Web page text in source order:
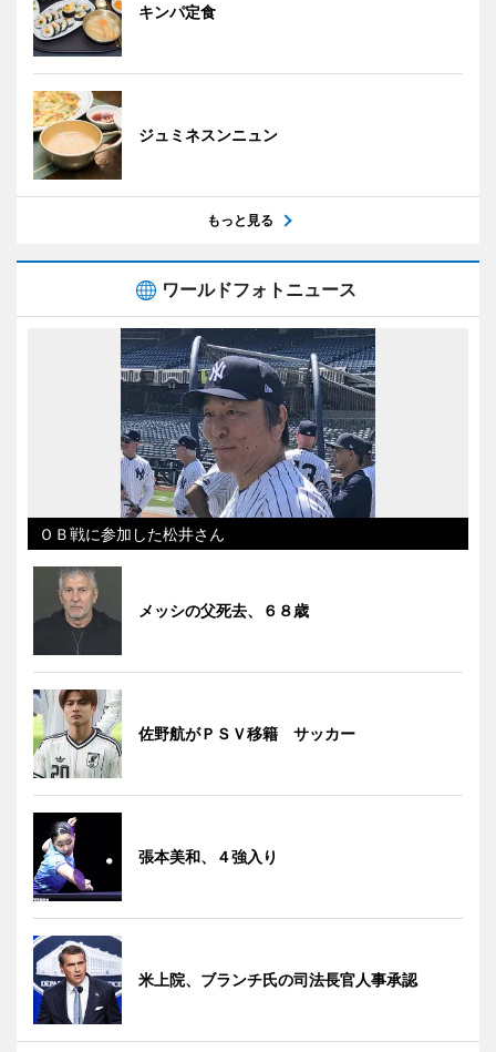
キンパ定食
ジュミネスンニュン
もっと見る
ワールドフォトニュース
ＯＢ戦に参加した松井さん
メッシの父死去、６８歳
佐野航がＰＳＶ移籍 サッカー
張本美和、４強入り
米上院、ブランチ氏の司法長官人事承認